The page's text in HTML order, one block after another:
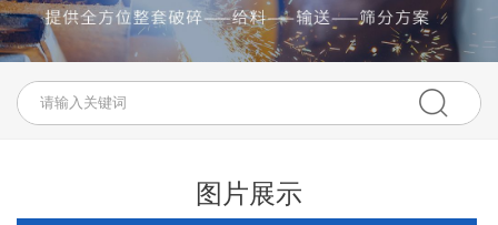
客户案例
服务支持
图片展示